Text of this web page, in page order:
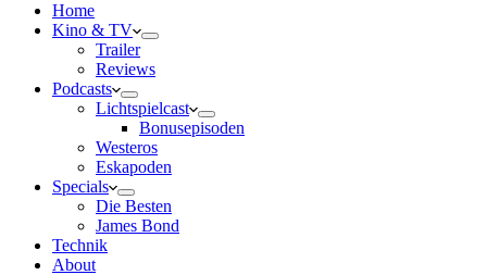
Home
Kino & TV
Trailer
Reviews
Podcasts
Lichtspielcast
Bonusepisoden
Westeros
Eskapoden
Specials
Die Besten
James Bond
Technik
About